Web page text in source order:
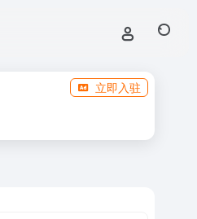
立即入驻